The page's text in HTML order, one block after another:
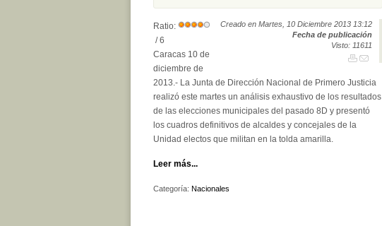
Creado en Martes, 10 Diciembre 2013 13:12
Fecha de publicación
Visto: 11611
Ratio:
/ 6
Caracas 10 de
diciembre de
2013.- La Junta de Dirección Nacional de Primero Justicia
realizó este martes un análisis exhaustivo de los resultados
de las elecciones municipales del pasado 8D y presentó
los cuadros definitivos de alcaldes y concejales de la
Unidad electos que militan en la tolda amarilla.
Leer más...
Categoría: Nacionales